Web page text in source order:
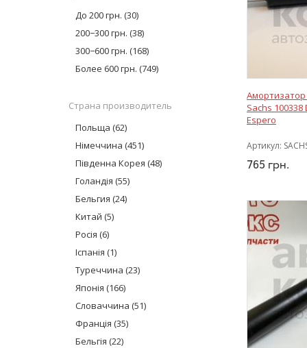
Fag(51)
Onnuri(2)
KYB Industry(153)
Monroe (22)
Boge(1)
Swag(42)
GSP(9)
CTR(17)
Hort(17)
GM(3)
Moog(23)
AT(8)
Delphi (1)
MEYLE(48)
Sachs
(7)
Bilstein
(22)
До 200 грн. (30)
200−300 грн. (38)
300−600 грн. (168)
Более 600 грн. (749)
Страна производитель
Польща (62)
Німеччина (451)
Південна Корея (48)
Голандія (55)
Бельгия (24)
Китай (5)
Росія (6)
Іспанія (1)
Туреччина (23)
Японія (166)
Словаччина (51)
Франція (35)
Бельгія (22)
Амортизатор
Sachs
Espero
Артикул:
765 грн.